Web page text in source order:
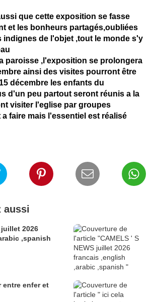
que cette exposition se fasse
et les bonheurs partagés,oubliées
indignes de l'objet ,tout le monde s'y
paroisse ,l'exposition se prolongera
ainsi des visites pourront être
décembre les enfants du
d'un peu partout seront réunis a la
visiter l'eglise par groupes
faire mais l'essentiel est réalisé
aussi
juillet 2026
,spanish
entre enfer et